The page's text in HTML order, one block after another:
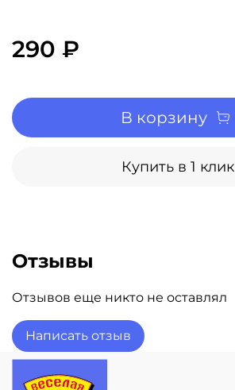
290 ₽
В корзину
Купить в 1 клик
Отзывы
Отзывов еще никто не оставлял
Написать отзыв